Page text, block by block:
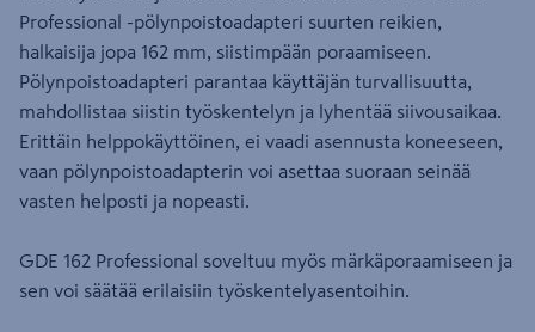
Professional -pölynpoistoadapteri suurten reikien,
halkaisija jopa 162 mm, siistimpään poraamiseen.
Pölynpoistoadapteri parantaa käyttäjän turvallisuutta,
mahdollistaa siistin työskentelyn ja lyhentää siivousaikaa.
Erittäin helppokäyttöinen, ei vaadi asennusta koneeseen,
vaan pölynpoistoadapterin voi asettaa suoraan seinää
vasten helposti ja nopeasti.
GDE 162 Professional soveltuu myös märkäporaamiseen ja
sen voi säätää erilaisiin työskentelyasentoihin.